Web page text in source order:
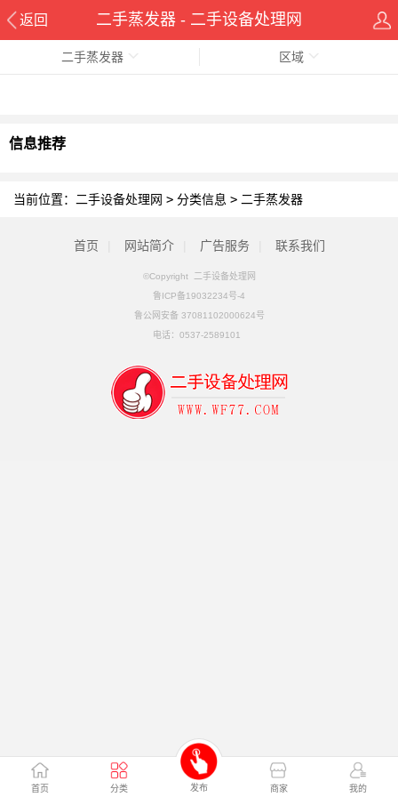
返回 二手蒸发器 - 二手设备处理网
首页 分类 发布 商家 我的
二手蒸发器 区域
信息推荐
当前位置： 二手设备处理网 > 分类信息 > 二手蒸发器
首页 网站简介 广告服务 联系我们
©Copyright 二手设备处理网
鲁ICP备19032234号-4
鲁公网安备 37081102000624号
电话： 0537-2589101